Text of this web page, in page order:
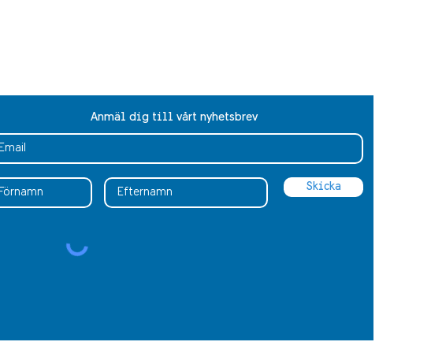
Anmäl dig till vårt nyhetsbrev
Skicka